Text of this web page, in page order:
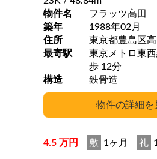
物件名
フラッツ高田
築年
1988年02月
住所
東京都豊島区
最寄駅
東京メトロ東西線
歩 12分
構造
鉄骨造
4.5 万円 敷 1ヶ月 礼